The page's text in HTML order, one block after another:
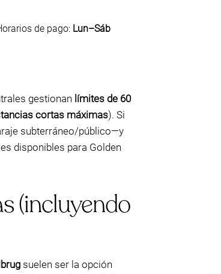
de pago: Lun–Sáb
gestionan límites de 60
cortas máximas). Si
subterráneo/público—y
disponibles para Golden
(incluyendo
suelen ser la opción